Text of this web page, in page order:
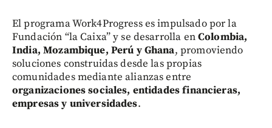
El programa Work4Progress es impulsado por la
Fundación “la Caixa” y se desarrolla enColombia,
India, Mozambique, Perú y Ghana, promoviendo
soluciones construidas desde las propias
comunidades mediante alianzas entre
organizaciones sociales, entidades financieras,
empresas y universidades.